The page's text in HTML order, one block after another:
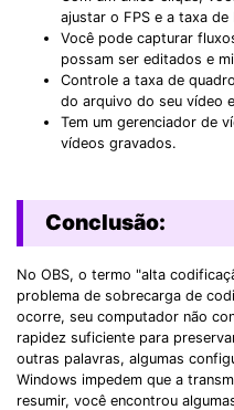
ajustar o FPS e a taxa
Você pode capturar
possam ser editados e
Controle a taxa de
do arquivo do seu vídeo
Tem um gerenciador de
vídeos gravados.
Conclusão:
No OBS, o termo "alta
problema de sobrecarga de
ocorre, seu computador não
rapidez suficiente para
outras palavras, algumas
Windows impedem que a
resumir, você encontrou